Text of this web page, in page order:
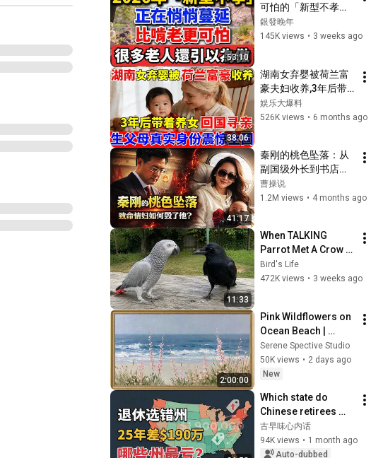
53:10
可怕的「新型不孝」
正在蔓延，很多父母
竟把它当成孝顺！
銀發晚年
145K views • 3 weeks ago
38:06
湖南女弃婴被荷兰富
豪夫妇收养,3年后带
着养女回国寻亲!生父
母真实身份震惊全国
娱乐大爆料
526K views • 6 months ago
41:17
秦刚的桃色坠落：从
副国级外长到书店白
发老人，致命情妇如
何毁了他？
曹操说
1.2M views • 4 months ago
11:33
When TALKING
Parrot Met A Crow
😂 Hilarious Birds
Video
Bird's Life
472K views • 3 weeks ago
2:00:00
Pink Wildflowers on
Ocean Beach |
Vintage Coastal
Seascape Oil
Painting | 4K
Screensaver
Serene Spective Studio
50K views • 2 days ago
New
Which state do
Chinese retirees
move to? You'll
never guess the
number one answer.
古早味心内话
94K views • 1 month ago
Auto-dubbed